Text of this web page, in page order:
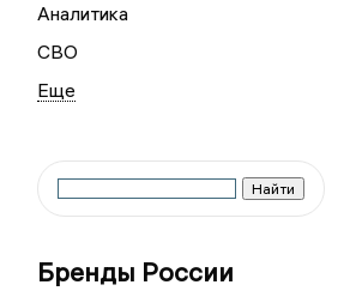
Аналитика
СВО
Бренды России